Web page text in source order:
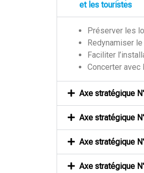
et les touristes
Préserver les
Redynamiser
Faciliter
Concerter avec
Axe stratégique
Axe stratégique
Axe stratégique
Axe stratégique